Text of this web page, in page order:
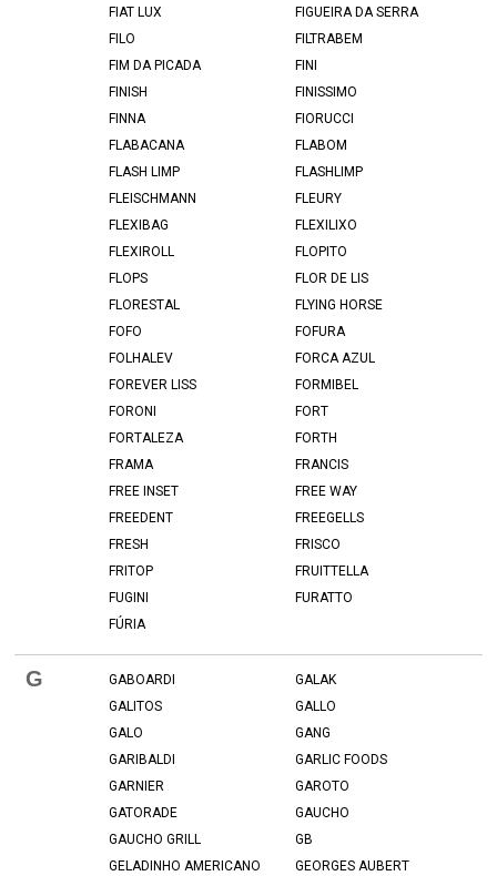
FIAT LUX
FIGUEIRA DA SERRA
FILO
FILTRABEM
FIM DA PICADA
FINI
FINISH
FINISSIMO
FINNA
FIORUCCI
FLABACANA
FLABOM
FLASH LIMP
FLASHLIMP
FLEISCHMANN
FLEURY
FLEXIBAG
FLEXILIXO
FLEXIROLL
FLOPITO
FLOPS
FLOR DE LIS
FLORESTAL
FLYING HORSE
FOFO
FOFURA
FOLHALEV
FORCA AZUL
FOREVER LISS
FORMIBEL
FORONI
FORT
FORTALEZA
FORTH
FRAMA
FRANCIS
FREE INSET
FREE WAY
FREEDENT
FREEGELLS
FRESH
FRISCO
FRITOP
FRUITTELLA
FUGINI
FURATTO
FÚRIA
G GABOARDI
GALAK
GALITOS
GALLO
GALO
GANG
GARIBALDI
GARLIC FOODS
GARNIER
GAROTO
GATORADE
GAUCHO
GAUCHO GRILL
GB
GELADINHO AMERICANO
GEORGES AUBERT